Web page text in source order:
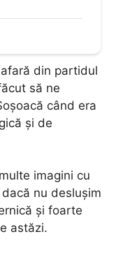
din partidul
să ne
când era
și de
imagini cu
nu deslușim
și foarte
astăzi.